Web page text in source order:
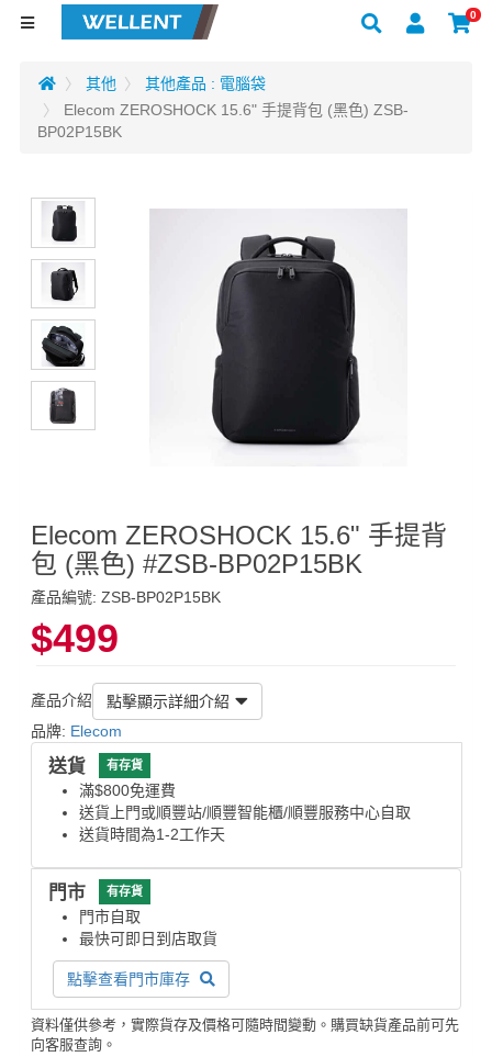
0
其他
其他產品 : 電腦袋
Elecom ZEROSHOCK 15.6" 手提背包 (黑色) ZSB-
BP02P15BK
Elecom ZEROSHOCK 15.6" 手提背
包 (黑色) #ZSB-BP02P15BK
產品編號: ZSB-BP02P15BK
$499
產品介紹
點擊顯示詳細介紹
品牌: Elecom
送貨 有存貨
滿$800免運費
送貨上門或順豐站/順豐智能櫃/順豐服務中心自取
送貨時間為1-2工作天
門市 有存貨
門市自取
最快可即日到店取貨
點擊查看門市庫存
資料僅供參考，實際貨存及價格可隨時間變動。購買缺貨產品前可先
向客服查詢。